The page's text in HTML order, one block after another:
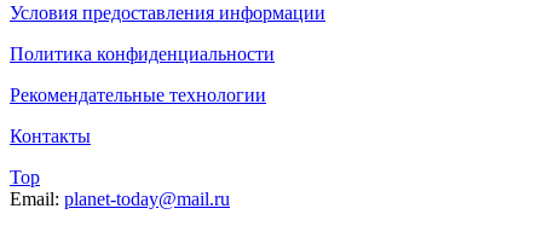
Условия предоставления информации
Политика конфиденциальности
Рекомендательные технологии
Контакты
Top
Email: planet-today@mail.ru